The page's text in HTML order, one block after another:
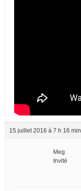
15 juillet 2016 à 7 h 16 min
Meg
Invité